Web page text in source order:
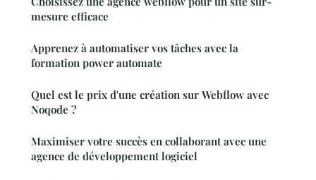
mesure efficace
Apprenez à automatiser vos tâches avec la
formation power automate
Quel est le prix d'une création sur Webflow avec
Noqode ?
Maximiser votre succès en collaborant avec une
agence de développement logiciel